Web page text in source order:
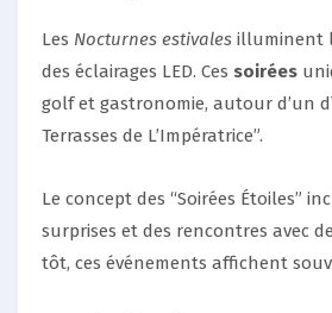
Les Nocturnes estivales illuminent
des éclairages LED. Ces soirées
golf et gastronomie, autour d’un
Terrasses de L’Impératrice”.
Le concept des “Soirées Étoiles”
surprises et des rencontres avec
tôt, ces événements affichent